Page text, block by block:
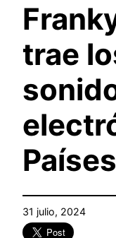
trae
31 julio, 2024